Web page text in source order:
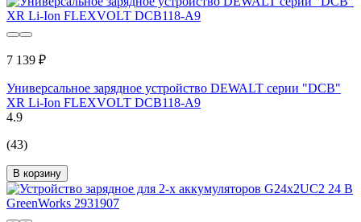
7 139 ₽
Универсальное зарядное устройство DEWALT серии "DCB"
XR Li-Ion FLEXVOLT DCB118-A9
4.9
(43)
В корзину